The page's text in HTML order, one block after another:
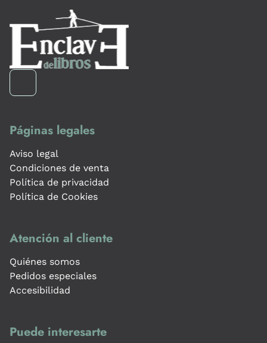
Páginas legales
Aviso legal
Condiciones de venta
Política de privacidad
Política de Cookies
Atención al cliente
Quiénes somos
Pedidos especiales
Accesibilidad
Puede interesarte